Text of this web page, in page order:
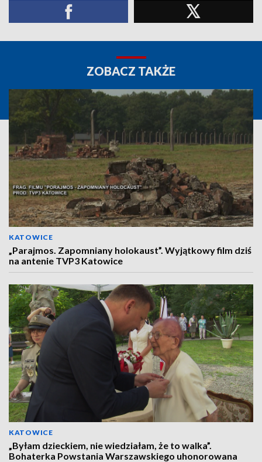
ZOBACZ TAKŻE
KATOWICE
„Parajmos. Zapomniany holokaust”. Wyjątkowy film dziś
na antenie TVP3 Katowice
KATOWICE
„Byłam dzieckiem, nie wiedziałam, że to walka”.
Bohaterka Powstania Warszawskiego uhonorowana